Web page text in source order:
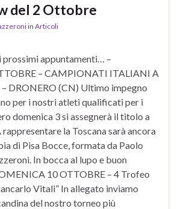
del 2 Ottobre
in Articoli
prossimi appuntamenti… –
– CAMPIONATI ITALIANI A
– DRONERO (CN) Ultimo impegno
per i nostri atleti qualificati per i
domenica 3 si assegnerà il titolo a
la Toscana sarà ancora
di Pisa Bocce, formata da Paolo
In bocca al lupo e buon
10 OTTOBRE – 4 Trofeo
Vitali” In allegato inviamo
del nostro torneo più